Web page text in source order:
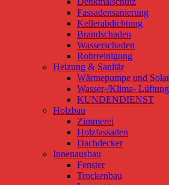
Fassadensanierung
Kellerabdichtung
Brandschaden
Wasserschaden
Rohrreinigung
Heizung & Sanitär
Wärmepumpe und
Wasser-/Klima-
KUNDENDIENST
Holzbau
Zimmerei
Holzfassaden
Dachdecker
Innenausbau
Fenster
Trockenbau